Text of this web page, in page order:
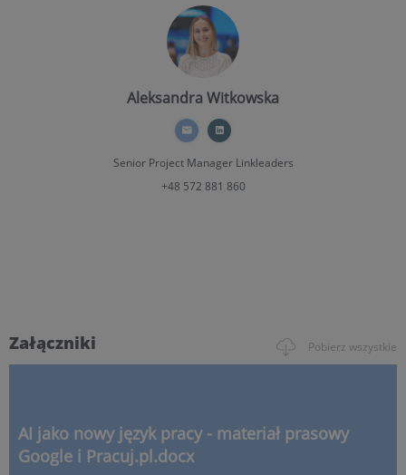
Aleksandra Witkowska
Senior Project ManagerLinkleaders
+48 572 881 860
Załączniki Pobierz wszystkie
AI jako nowy język pracy - materiał prasowy
Google i Pracuj.pl.docx